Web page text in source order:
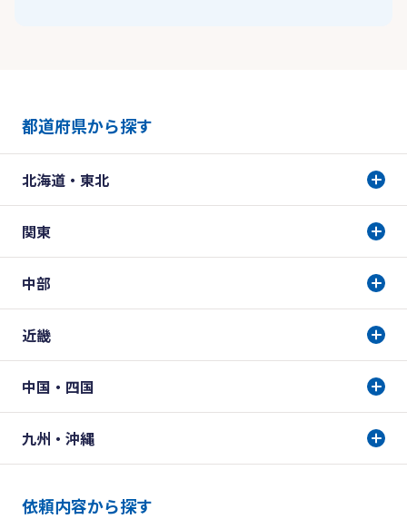
都道府県から探す
北海道・東北
関東
中部
近畿
中国・四国
九州・沖縄
依頼内容から探す